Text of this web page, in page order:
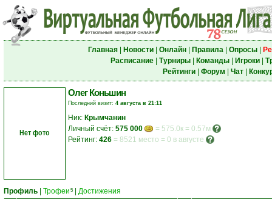
Главная| Новости| Онлайн| Правила| Опросы|
Расписание| Турниры| Команды| Игроки|
Рейтинги| Форум Чат|
Нет фото
Олег Коньшин
Последний визит: 4 августа в 21:11
Ник: Крымчанин
Личный счёт: 575 000
= 575.0к = 0.57м
Рейтинг: 426 = 8521 место = 0 в августе
Профиль Трофеи 5
Достижения